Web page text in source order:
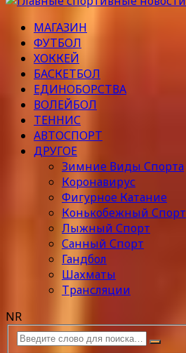
МАГАЗИН
ФУТБОЛ
ХОККЕЙ
БАСКЕТБОЛ
ЕДИНОБОРСТВА
ВОЛЕЙБОЛ
ТЕННИС
АВТОСПОРТ
ДРУГОЕ
Зимние Виды Спорта
Коронавирус
Фигурное Катание
Конькобежный Спорт
Лыжный Спорт
Санный Спорт
Гандбол
Шахматы
Трансляции
NR